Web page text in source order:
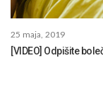
25 maja, 2019
[VIDEO] Odpišite